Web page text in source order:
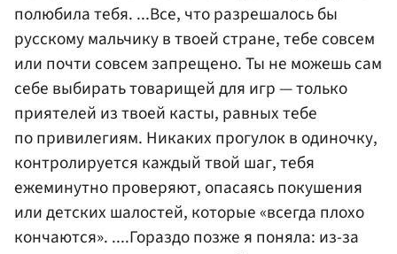
полюбила тебя. ...Все, что разрешалось бы
русскому мальчику в твоей стране, тебе совсем
или почти совсем запрещено. Ты не можешь сам
себе выбирать товарищей для игр — только
приятелей из твоей касты, равных тебе
по привилегиям. Никаких прогулок в одиночку,
контролируется каждый твой шаг, тебя
ежеминутно проверяют, опасаясь покушения
или детских шалостей, которые «всегда плохо
кончаются». ....Гораздо позже я поняла: из-за